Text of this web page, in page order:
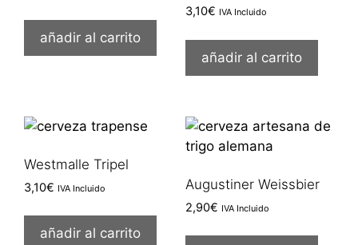
añadir al carrito
3,10€ IVA Incluido
añadir al carrito
Westmalle Tripel
3,10€ IVA Incluido
añadir al carrito
Augustiner Weissbier
2,90€ IVA Incluido